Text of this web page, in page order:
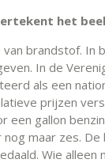
het
brandstof. In
In de
als een
prijzen
een gallon
maar zes.
Wie alleen